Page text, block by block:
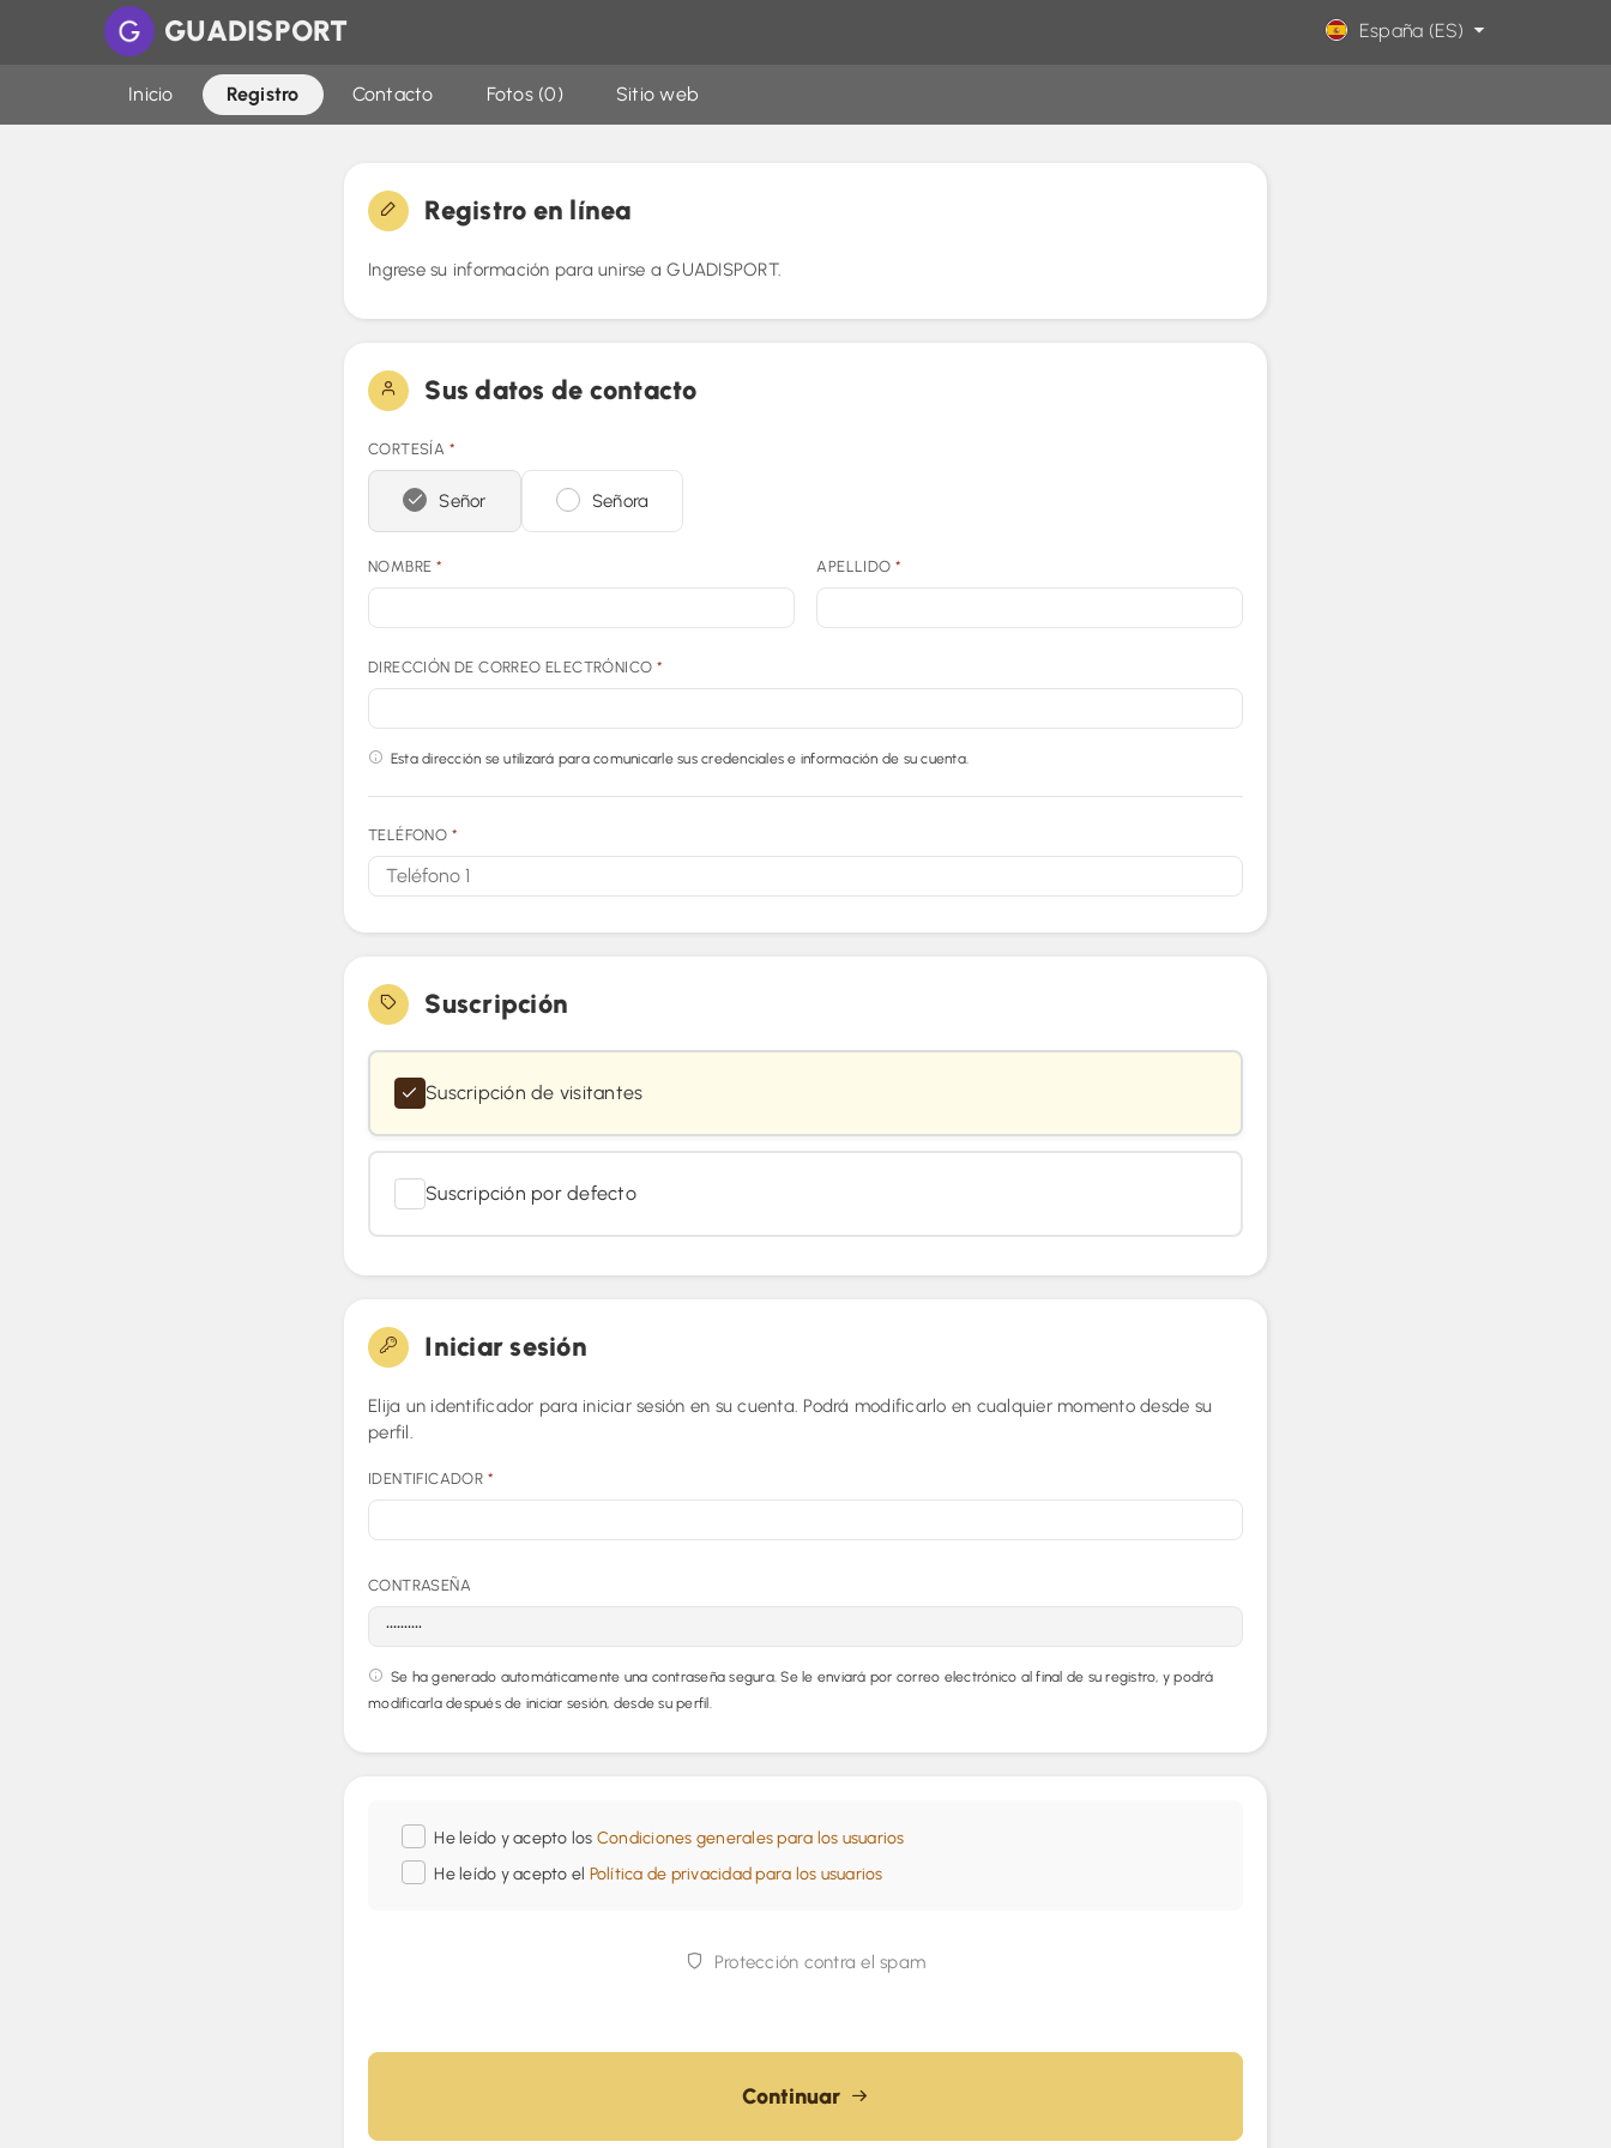
GUADISPORT España (ES)
Inicio Registro Contacto Fotos (0) Sitio web
Registro en línea
Ingrese su información para unirse aGUADISPORT.
Sus datos de contacto
CORTESÍA *
Señor Señora
NOMBRE * APELLIDO *
DIRECCIÓN DE CORREO ELECTRÓNICO *
Esta dirección se utilizará para comunicarle sus credenciales e información de su cuenta.
TELÉFONO *
Suscripción
Suscripción de visitantes
Suscripción por defecto
Iniciar sesión
Elija un identificador para iniciar sesión en su cuenta. Podrá modificarlo en cualquier momento desde su
perfil.
IDENTIFICADOR *
CONTRASEÑA
Se ha generado automáticamente una contraseña segura. Se le enviará por correo electrónico al final de su registro, y podrá
modificarla después de iniciar sesión, desde su perfil.
He leído y acepto los Condiciones generales para los usuarios
He leído y acepto el Política de privacidad para los usuarios
Protección contra el spam